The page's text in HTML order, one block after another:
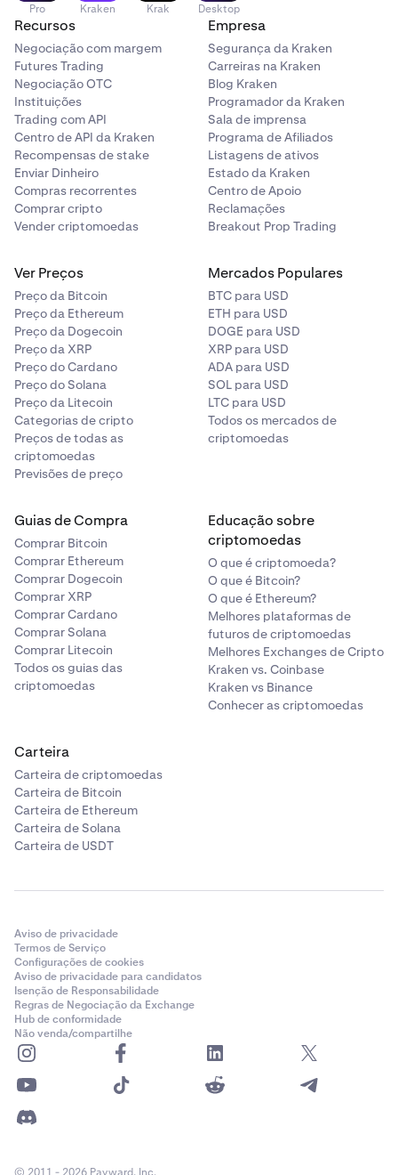
Pro Kraken Krak Desktop
Recursos
Negociação com margem
Futures Trading
Negociação OTC
Instituições
Trading com API
Centro de API da Kraken
Recompensas de stake
Enviar Dinheiro
Compras recorrentes
Comprar cripto
Vender criptomoedas
Empresa
Segurança da Kraken
Carreiras na Kraken
Blog Kraken
Programador da Kraken
Sala de imprensa
Programa de Afiliados
Listagens de ativos
Estado da Kraken
Centro de Apoio
Reclamações
Breakout Prop Trading
Ver Preços
Preço da Bitcoin
Preço da Ethereum
Preço da Dogecoin
Preço da XRP
Preço do Cardano
Preço do Solana
Preço da Litecoin
Categorias de cripto
Preços de todas as
criptomoedas
Previsões de preço
Mercados Populares
BTC para USD
ETH para USD
DOGE para USD
XRP para USD
ADA para USD
SOL para USD
LTC para USD
Todos os mercados de
criptomoedas
Guias de Compra
Comprar Bitcoin
Comprar Ethereum
Comprar Dogecoin
Comprar XRP
Comprar Cardano
Comprar Solana
Comprar Litecoin
Todos os guias das
criptomoedas
Educação sobre
criptomoedas
O que é criptomoeda?
O que é Bitcoin?
O que é Ethereum?
Melhores plataformas de
futuros de criptomoedas
Melhores Exchanges de Cripto
Kraken vs. Coinbase
Kraken vs Binance
Conhecer as criptomoedas
Carteira
Carteira de criptomoedas
Carteira de Bitcoin
Carteira de Ethereum
Carteira de Solana
Carteira de USDT
Aviso de privacidade
Termos de Serviço
Configurações de cookies
Aviso de privacidade para candidatos
Isenção de Responsabilidade
Regras de Negociação da Exchange
Hub de conformidade
Não venda/compartilhe
© 2011 - 2026 Payward, Inc.